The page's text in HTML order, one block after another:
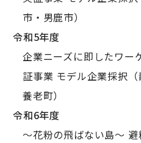
市・男鹿市）
令和5年度
企業ニーズに即したワー
証事業 モデル企業採択
養老町）
令和6年度
～花粉の飛ばない島～